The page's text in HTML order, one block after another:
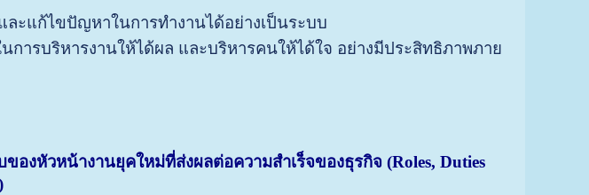
ละแก้ไขปัญหาในการทำงานได้อย่างเป็นระบบ
การบริหารงานให้ได้ผล และบริหารคนให้ได้ใจ อย่างมีประสิทธิภาพภาย
งหัวหน้างานยุคใหม่ที่ส่งผลต่อความสำเร็จของธุรกิจ (Roles, Duties